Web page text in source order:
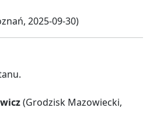
2025-09-30)
(Grodzisk Mazowiecki,